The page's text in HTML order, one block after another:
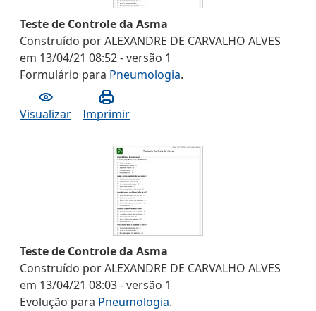
Teste de Controle da Asma
Construído porALEXANDRE DE CARVALHO ALVES
em 13/04/21 08:52- versão 1
Formulário para Pneumologia.
Visualizar Imprimir
Teste de Controle da Asma
Construído porALEXANDRE DE CARVALHO ALVES
em 13/04/21 08:03- versão 1
Evolução para Pneumologia.